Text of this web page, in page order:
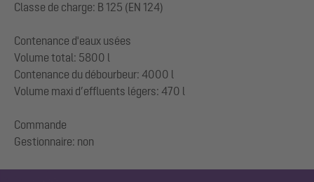
Classe de charge: B 125 (EN 124)
Contenance d'eaux usées
Volume total: 5800 l
Contenance du débourbeur: 4000 l
Volume maxi d’effluents légers: 470 l
Commande